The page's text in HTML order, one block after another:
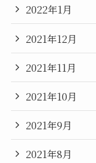
2022年1月
2021年12月
2021年11月
2021年10月
2021年9月
2021年8月